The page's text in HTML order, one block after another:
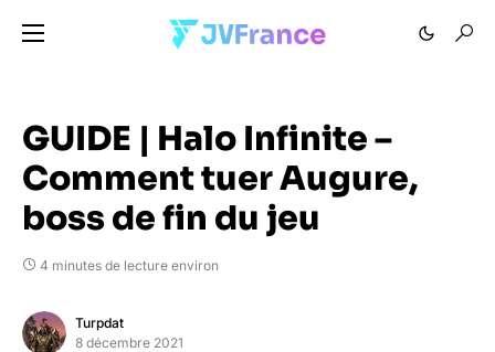
GUIDE | Halo Infinite –
Comment tuer Augure,
boss de fin du jeu
4 minutes de lecture environ
Turpdat
8 décembre 2021